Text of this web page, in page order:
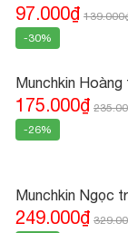
97.000₫
-30%
Munchkin
175.000₫
-26%
Munchkin Ngọc
249.000₫